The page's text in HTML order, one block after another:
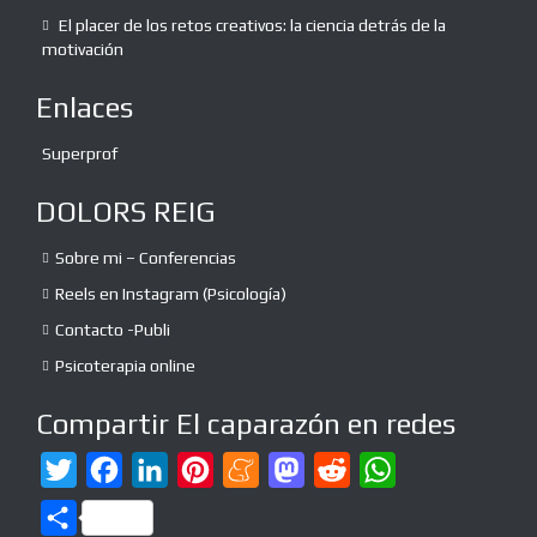
El placer de los retos creativos: la ciencia detrás de la
motivación
Enlaces
Superprof
DOLORS REIG
Sobre mi – Conferencias
Reels en Instagram (Psicología)
Contacto -Publi
Psicoterapia online
Compartir El caparazón en redes
w
a
M
M
C